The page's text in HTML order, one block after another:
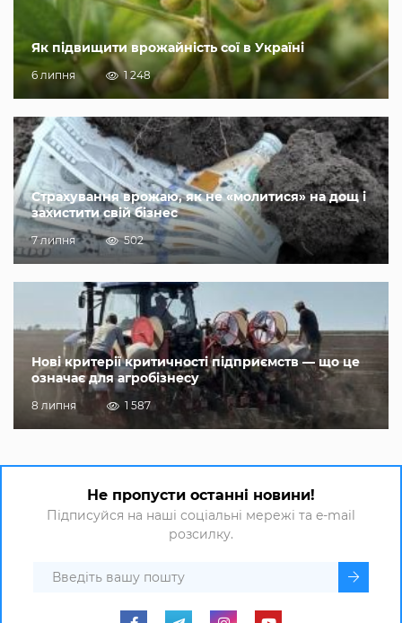
Як підвищити врожайність сої в Україні
6 липня 1 248
Страхування врожаю, як не «молитися» на дощ і
захистити свій бізнес
7 липня 502
Нові критерії критичності підприємств — що це
означає для агробізнесу
8 липня 1 587
Не пропусти останні новини!
Підписуйся на наші соціальні мережі та e-mail
розсилку.